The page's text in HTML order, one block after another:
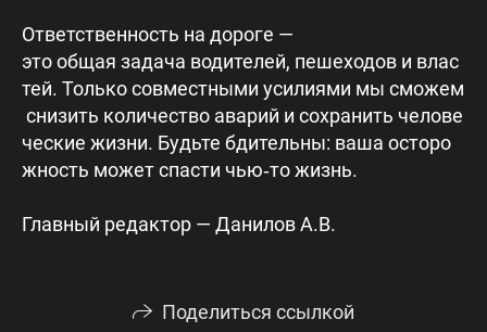
Ответственность на дороге —
это общая задача водителей, пешеходов и влас
тей. Только совместными усилиями мы сможем
снизить количество аварий и сохранить челове
ческие жизни. Будьте бдительны: ваша осторо
жность может спасти чью‑то жизнь.
Главный редактор — Данилов А.В.
Поделиться ссылкой